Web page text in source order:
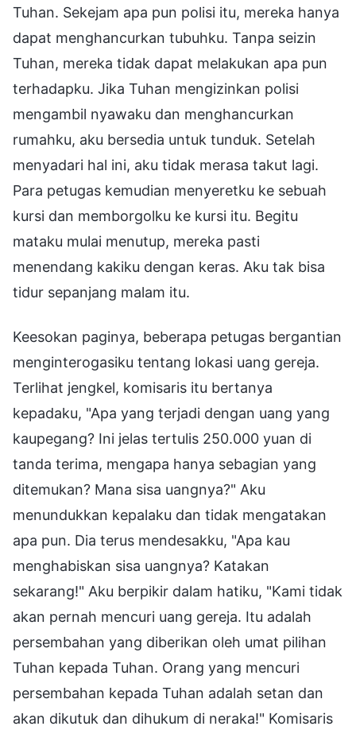
Tuhan. Sekejam apa pun polisi itu, mereka hanya
dapat menghancurkan tubuhku. Tanpa seizin
Tuhan, mereka tidak dapat melakukan apa pun
terhadapku. Jika Tuhan mengizinkan polisi
mengambil nyawaku dan menghancurkan
rumahku, aku bersedia untuk tunduk. Setelah
menyadari hal ini, aku tidak merasa takut lagi.
Para petugas kemudian menyeretku ke sebuah
kursi dan memborgolku ke kursi itu. Begitu
mataku mulai menutup, mereka pasti
menendang kakiku dengan keras. Aku tak bisa
tidur sepanjang malam itu.
Keesokan paginya, beberapa petugas bergantian
menginterogasiku tentang lokasi uang gereja.
Terlihat jengkel, komisaris itu bertanya
kepadaku, "Apa yang terjadi dengan uang yang
kaupegang? Ini jelas tertulis 250.000 yuan di
tanda terima, mengapa hanya sebagian yang
ditemukan? Mana sisa uangnya?" Aku
menundukkan kepalaku dan tidak mengatakan
apa pun. Dia terus mendesakku, "Apa kau
menghabiskan sisa uangnya? Katakan
sekarang!" Aku berpikir dalam hatiku, "Kami tidak
akan pernah mencuri uang gereja. Itu adalah
persembahan yang diberikan oleh umat pilihan
Tuhan kepada Tuhan. Orang yang mencuri
persembahan kepada Tuhan adalah setan dan
akan dikutuk dan dihukum di neraka!" Komisaris